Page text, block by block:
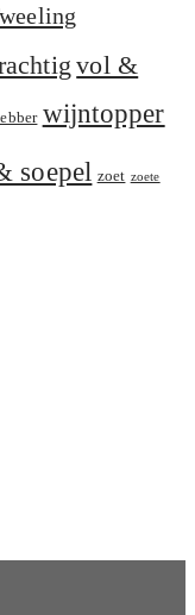
vol &
wijntopper
soepel zoet zoete